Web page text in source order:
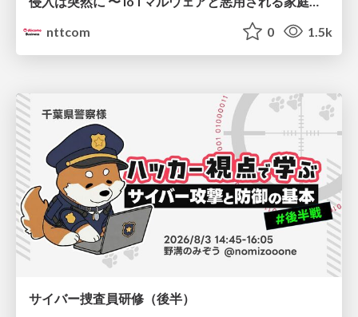
nttcom
0 1.5k
サイバー捜査員研修（後半）